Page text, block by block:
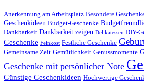
Anerkennung am Arbeitsplatz Besondere
Geschenkideen Budget-Geschenke
Dankbarkeit Dankbarkeit zeigen Delikatessen DIY-
Geschenke Feinkost Festliche Geschenke
Gemeinsame Zeit Gemütlichkeit Genussmomente
Geschenke mit persönlicher Note
Günstige Geschenkideen Hochwertige